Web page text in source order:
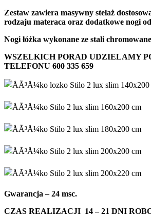
Zestaw zawiera masywny stelaż
rodzaju materaca oraz dodatkowe nogi
Nogi łóżka wykonane ze stali
WSZELKICH PORAD UDZIELAMY
TELEFONU 600 335 659
Gwarancja – 24 msc.
CZAS REALIZACJI 14 – 21 DNI